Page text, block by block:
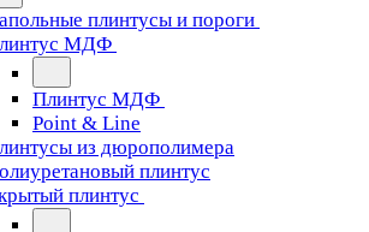
плинтусы и пороги
МДФ
Плинтус МДФ
Point & Line
из дюрополимера
плинтус
плинтус